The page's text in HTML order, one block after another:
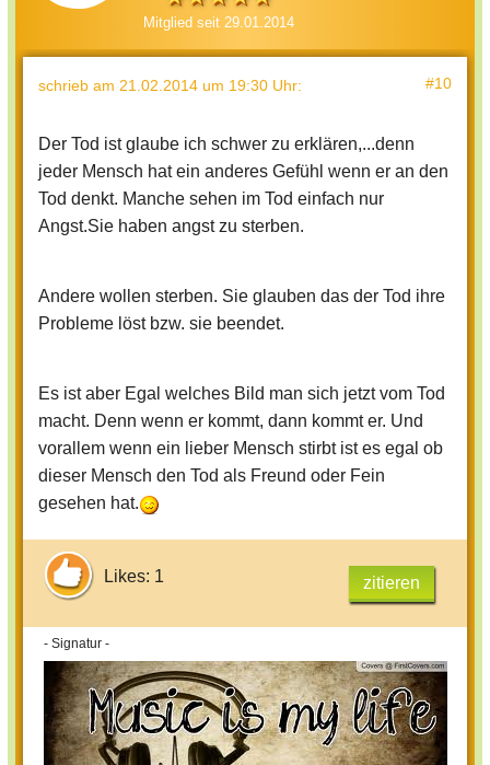
Mitglied seit 29.01.2014
schrieb am 21.02.2014 um 19:30 Uhr: #10
Der Tod ist glaube ich schwer zu erklären,...denn
jeder Mensch hat ein anderes Gefühl wenn er an den
Tod denkt. Manche sehen im Tod einfach nur
Angst.Sie haben angst zu sterben.
Andere wollen sterben. Sie glauben das der Tod ihre
Probleme löst bzw. sie beendet.
Es ist aber Egal welches Bild man sich jetzt vom Tod
macht. Denn wenn er kommt, dann kommt er. Und
vorallem wenn ein lieber Mensch stirbt ist es egal ob
dieser Mensch den Tod als Freund oder Fein
gesehen hat.
Likes: 1 zitieren
- Signatur -